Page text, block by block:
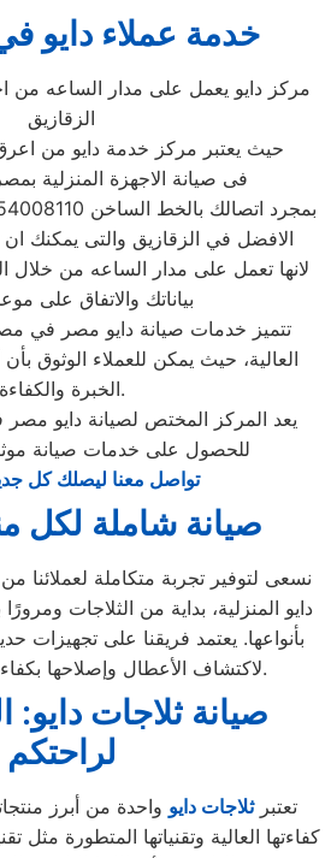
خدمة عملاء دايو
مركز دايو يعمل على مدار الساعه من
الزقازيق
حيث يعتبر مركز خدمة دايو من
فى صيانة الاجهزة المنزلية
الافضل في الزقازيق والتى يمكنك
لانها تعمل على مدار الساعه من خلال
بياناتك والاتفاق على
تتميز خدمات صيانة دايو مصر في مصر
العالية، حيث يمكن للعملاء الوثوق
الخبرة والكفاءة.
يعد المركز المختص لصيانة دايو
للحصول على خدمات صيانة
تواصل معنا ليصلك كل
صيانة شاملة لكل
نسعى لتوفير تجربة متكاملة لعملائنا
دايو المنزلية، بداية من الثلاجات
بأنواعها. يعتمد فريقنا على تجهيزات
لاكتشاف الأعطال وإصلاحها بكفاءة وفي أسرع وقت.
صيانة ثلاجات دايو:
لراحتكم
تعتبرثلاجات دايو واحدة من أبرز
كفاءتها العالية وتقنياتها المتطورة مثل